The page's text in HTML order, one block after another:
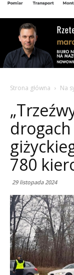
Strona główna Na
780
29 listopada 2024